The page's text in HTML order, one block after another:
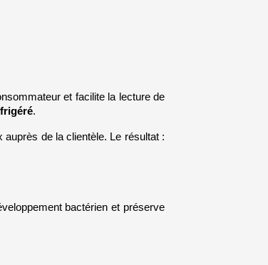
et facilite la lecture de
.
de la clientèle. Le résultat :
bactérien et préserve